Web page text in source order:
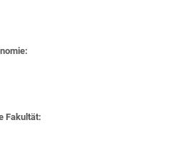
Fakultät: